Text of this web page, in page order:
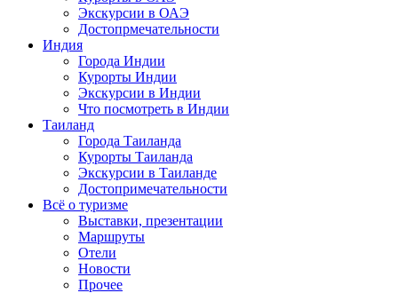
Экскурсии в ОАЭ
Достопрмечательности
Индия
Города Индии
Курорты Индии
Экскурсии в Индии
Что посмотреть в Индии
Таиланд
Города Таиланда
Курорты Таиланда
Экскурсии в Таиланде
Достопримечательности
Всё о туризме
Выставки, презентации
Маршруты
Отели
Новости
Прочее